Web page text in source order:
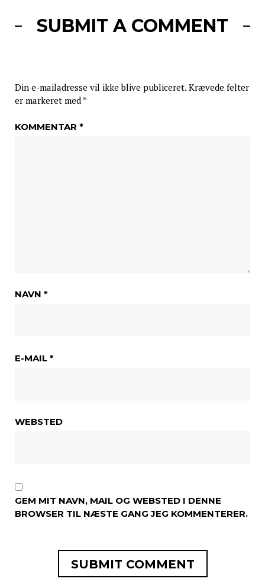
SUBMIT A COMMENT
Din e-mailadresse vil ikke blive publiceret. Krævede felter
er markeret med *
KOMMENTAR *
NAVN *
E-MAIL *
WEBSTED
GEM MIT NAVN, MAIL OG WEBSTED I DENNE
BROWSER TIL NÆSTE GANG JEG KOMMENTERER.